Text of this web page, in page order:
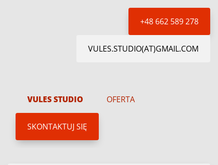
+48 662 589 278
VULES.STUDIO(AT)GMAIL.COM
VULES STUDIO OFERTA
SKONTAKTUJ SIĘ